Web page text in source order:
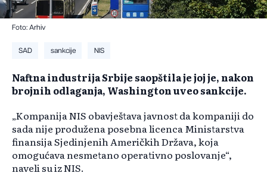
Foto: Arhiv
SAD sankcije NIS
Naftna industrija Srbije saopštila je joj je, nakon
brojnih odlaganja, Washington uveo sankcije.
„Kompanija NIS obavještava javnost da kompaniji do
sada nije produžena posebna licenca Ministarstva
finansija Sjedinjenih Američkih Država, koja
omogućava nesmetano operativno poslovanje“,
naveli su iz NIS.